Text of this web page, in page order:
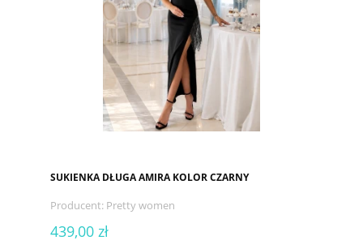
SUKIENKA DŁUGA AMIRA KOLOR CZARNY
Producent: Pretty women
439,00 zł